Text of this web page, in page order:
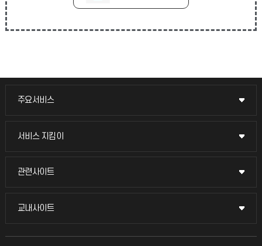
주요서비스
주요서비스
교무회의방송
서비스 지킴이
서비스 지킴이
묻고 답하기
관련사이트
관련사이트
국방헬프콜
교내사이트
교내사이트
교수회